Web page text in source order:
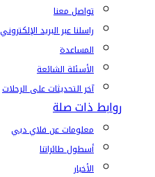
تواصل معنا
راسلنا عبر البريد الإلكتروني
المساعدة
الأسئلة الشائعة
آخر التحديثات على الرحلات
روابط ذات صلة
معلومات عن فلاي دبي
أسطول طائراتنا
الأخبار